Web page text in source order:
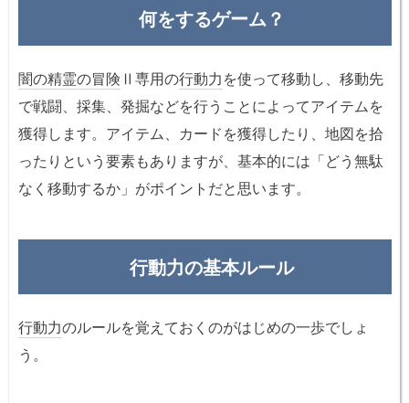
何をするゲーム？
闇の精霊の冒険 Ⅱ専用の行動力を使って移動し、移動先
で戦闘、採集、発掘などを行うことによってアイテムを
獲得します。アイテム、カードを獲得したり、地図を拾
ったりという要素もありますが、基本的には「どう無駄
なく移動するか」がポイントだと思います。
行動力の基本ルール
行動力のルールを覚えておくのがはじめの一歩でしょ
う。